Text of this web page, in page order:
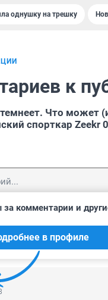
однушку на трешку
к
темнеет. Что может
спорткар Zeekr
за комментарии и
в профиле